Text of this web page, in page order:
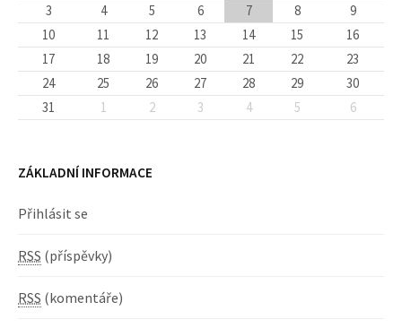
3
4 5 6 7 8
9
10
11 12 13 14 15
16
17
18 19 20 21 22
23
24
25 26 27 28 29
30
31
1 2 3 4 5 6
ZÁKLADNÍ INFORMACE
Přihlásit se
RSS (příspěvky)
RSS (komentáře)